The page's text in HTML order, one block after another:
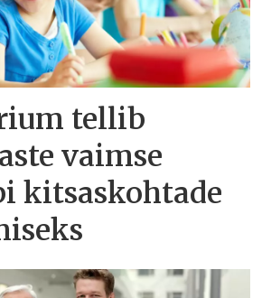
tellib
vaimse
kitsaskohtade